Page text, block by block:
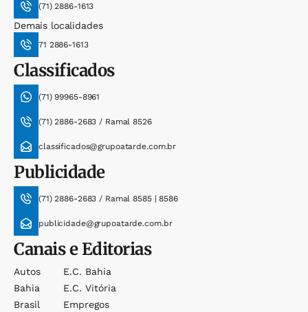
(71) 2886-1613
Demais localidades
71 2886-1613
Classificados
(71) 99965-8961
(71) 2886-2683 / Ramal 8526
classificados@grupoatarde.com.br
Publicidade
(71) 2886-2683 / Ramal 8585 | 8586
publicidade@grupoatarde.com.br
Canais e Editorias
Autos
Bahia
Brasil
E.c. Bahia
E.c. Vitória
Empregos